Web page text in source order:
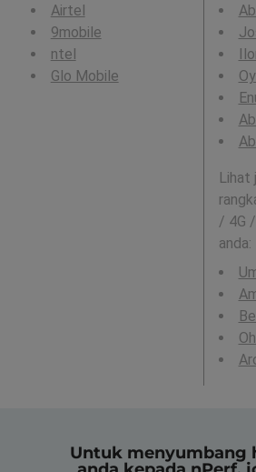
Airtel
9mobile
ntel
Glo Mobile
Lihat
/ 4G
anda:
Untuk menyumbang